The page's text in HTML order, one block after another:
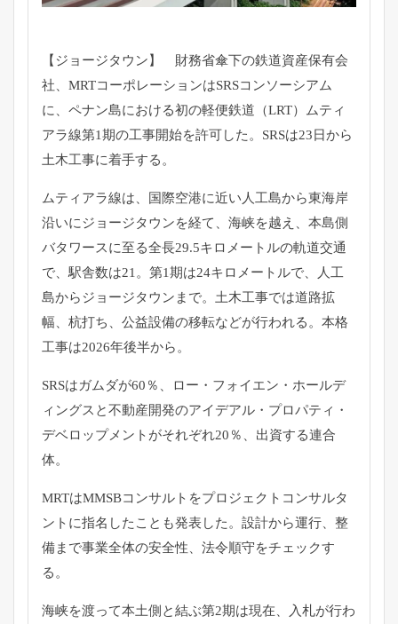
【ジョージタウン】 財務省傘下の鉄道資産保有会
社、 MRTコーポレーションはSRSコンソーシアム
に、 ペナン島における初の軽便鉄道（LRT）
ムティ
アラ線第1期の工事開始を許可した。 SRSは23日から
土木工事に着手する。
ムティアラ線は、
国際空港に近い人工島から東海岸
沿いにジョージタウンを経て、 海峡を越え、本島側
バタワースに至る全長29.5キロメートルの軌道交通
で、駅舎数は21。 第1期は24キロメートルで、人工
島からジョージタウンまで。 土木工事では道路拡
幅、杭打ち、公益設備の移転などが行われる。 本格
工事は2026年後半から。
SRSはガムダが60％、ロー・フォイエン・ ホールデ
ィングスと不動産開発のアイデアル・プロパティ・
デベロップメントがそれぞれ20％、出資する連合
体。
MRTはMMSBコンサルトをプロジェクトコンサルタ
ントに指名 したことも発表した。設計から運行、整
備まで事業全体の安全性、 法令順守をチェックす
る。
海峡を渡って本土側と結ぶ第2期は現在、入札が行わ